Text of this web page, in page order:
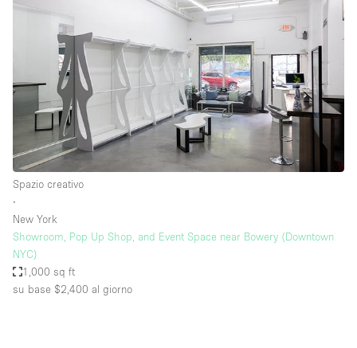
Spazio creativo
∙
New York
Showroom, Pop Up Shop, and Event Space near Bowery (Downtown
NYC)
1,000 sq ft
su base $2,400 al giorno